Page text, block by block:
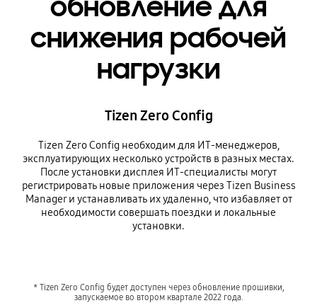
обновление для
снижения рабочей
нагрузки
Tizen Zero Config
Tizen Zero Config необходим для ИТ-менеджеров,
эксплуатирующих несколько устройств в разных местах.
После установки дисплея ИТ-специалисты могут
регистрировать новые приложения через Tizen Business
Manager и устанавливать их удаленно, что избавляет от
необходимости совершать поездки и локальные
установки.
* Tizen Zero Config будет доступен через обновление прошивки,
запускаемое во втором квартале 2022 года.